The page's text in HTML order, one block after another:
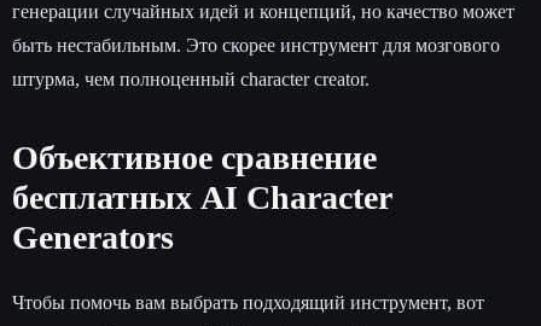
генерации случайных идей и концепций, но качество может
быть нестабильным. Это скорее инструмент для мозгового
штурма, чем полноценный character creator.
Объективное сравнение
бесплатных AI Character
Generators
Чтобы помочь вам выбрать подходящий инструмент, вот